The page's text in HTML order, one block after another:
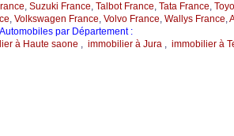
, Suzuki France, Talbot France, Tata France,
, Volkswagen France, Volvo France, Wallys France,
par Département :
à Haute saone , immobilier à Jura, immobilier à